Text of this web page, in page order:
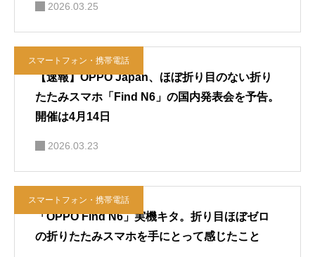
2026.03.25
スマートフォン・携帯電話
【速報】OPPO Japan、ほぼ折り目のない折り
たたみスマホ「Find N6」の国内発表会を予告。
開催は4月14日
2026.03.23
スマートフォン・携帯電話
「OPPO Find N6」実機キタ。折り目ほぼゼロ
の折りたたみスマホを手にとって感じたこと